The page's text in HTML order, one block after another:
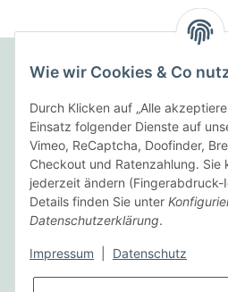
Folgende
Wir
Gesetzliche Informationen
Wie wir Cookies & Co
Durch Klicken auf „Alle
Einsatz folgender Dienste auf
Vimeo, ReCaptcha, Doofinder,
Checkout und Ratenzahlung. Sie
jederzeit ändern (Fingerabdruck-
Details finden Sie unter
Datenschutzerklärung.
Impressum Datenschutz